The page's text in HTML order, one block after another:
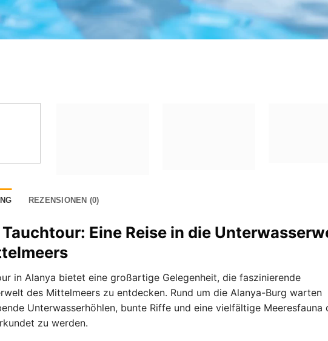
REZENSIONEN (0)
Eine Reise in die
in Alanya bietet eine großartige Gelegenheit, die faszinierende
des Mittelmeers zu entdecken. Rund um die Alanya-Burg warten
Unterwasserhöhlen, bunte Riffe und eine vielfältige Meeresfauna
zu werden.